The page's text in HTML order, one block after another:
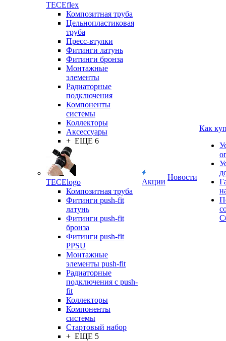
TECEflex
Композитная труба
Цельнопластиковая
труба
Пресс-втулки
Фитинги латунь
Фитинги бронза
Монтажные
элементы
Радиаторные
подключения
Компоненты
системы
Коллекторы
Аксессуары
+ ЕЩЕ 6
TECElogo
Композитная труба
Фитинги push-fit
латунь
Фитинги push-fit
бронза
Фитинги push-fit
PPSU
Монтажные
элементы push-fit
Радиаторные
подключения с push-
fit
Коллекторы
Компоненты
системы
Стартовый набор
+ ЕЩЕ 5
Акции
Новости
Как